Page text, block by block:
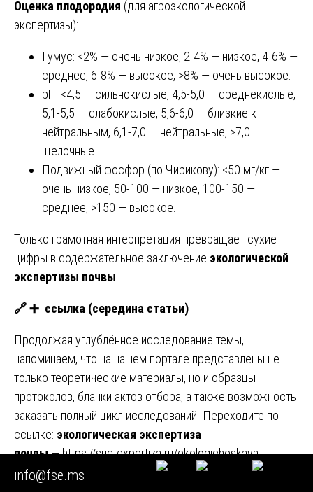
Оценка плодородия (для агроэкологической
экспертизы):
Гумус: <2% — очень низкое, 2-4% — низкое, 4-6% —
среднее, 6-8% — высокое, >8% — очень высокое.
рН: <4,5 — сильнокислые, 4,5-5,0 — среднекислые,
5,1-5,5 — слабокислые, 5,6-6,0 — близкие к
нейтральным, 6,1-7,0 — нейтральные, >7,0 —
щелочные.
Подвижный фосфор (по Чирикову): <50 мг/кг —
очень низкое, 50-100 — низкое, 100-150 —
среднее, >150 — высокое.
Только грамотная интерпретация превращает сухие
цифры в содержательное заключение экологической
экспертизы почвы
🔗➕ ссылка (середина статьи)
Продолжая углублённое исследование темы,
напоминаем, что на нашем портале представлены не
только теоретические материалы, но и образцы
протоколов, бланки актов отбора, а также возможность
заказать полный цикл исследований. Переходите по
ссылке: экологическая экспертиза
почвы—https://sud-expertiza.ru/ekologicheskaya-
ekspertiza-pochv/
info@fse.ms